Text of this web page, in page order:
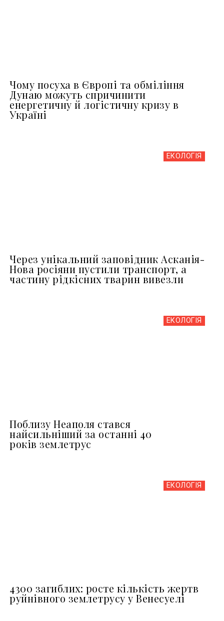
Чому посуха в Європі та обміління
Дунаю можуть спричинити
енергетичну й логістичну кризу в
Україні
ЕКОЛОГІЯ
Через унікальний заповідник Асканія-
Нова росіяни пустили транспорт, а
частину рідкісних тварин вивезли
ЕКОЛОГІЯ
Поблизу Неаполя стався
найсильніший за останні 40
років землетрус
ЕКОЛОГІЯ
4300 загиблих: росте кількість жертв
руйнівного землетрусу у Венесуелі